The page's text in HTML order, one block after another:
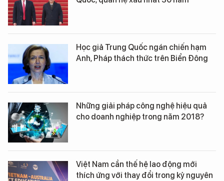
Học giả Trung Quốc ngán chiến hạm
Anh, Pháp thách thức trên Biển Đông
Những giải pháp công nghệ hiệu quả
cho doanh nghiệp trong năm 2018?
Việt Nam cần thế hệ lao động mới
thích ứng với thay đổi trong kỷ nguyên